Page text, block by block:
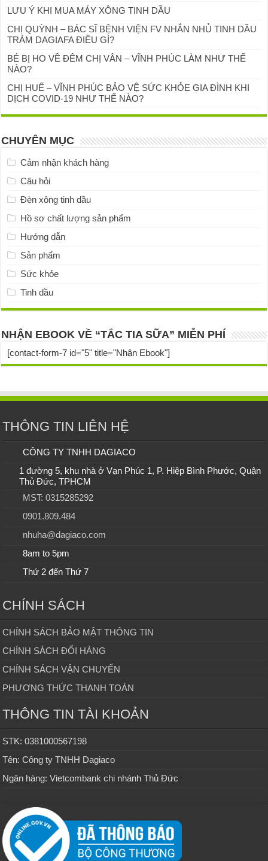
LƯU Ý KHI MUA MÁY XÔNG TINH DẦU
CHỊ QUỲNH – BÁC SĨ BỆNH VIỆN FV NHẮN NHỦ TINH DẦU
TRÀM DAGIAFA ĐIỀU GÌ?
BÉ BỊ HO VỀ ĐÊM CHỊ VÂN – VĨNH PHÚC LÀM NHƯ THẾ
NÀO?
CHỊ HUẾ – VĨNH PHÚC BẢO VỆ SỨC KHỎE GIA ĐÌNH KHI
DỊCH COVID-19 NHƯ THẾ NÀO?
CHUYÊN MỤC
Cảm nhận khách hàng
Câu hỏi
Đèn xông tinh dầu
Hồ sơ chất lượng sản phẩm
Hướng dẫn
Sản phẩm
Sức khỏe
Tinh dầu
NHẬN EBOOK VỀ “TẮC TIA SỮA” MIỄN PHÍ
[contact-form-7 id="5" title="Nhận Ebook"]
THÔNG TIN LIÊN HỆ
CÔNG TY TNHH DAGIACO
1 đường 5, khu nhà ở Vạn Phúc 1, P. Hiệp Bình Phước, Quận
Thủ Đức, TPHCM
MST: 0315285292
0901.809.484
nhuha@dagiaco.com
8am to 5pm
Thứ 2 đến Thứ 7
CHÍNH SÁCH
CHÍNH SÁCH BẢO MẬT THÔNG TIN
CHÍNH SÁCH ĐỔI HÀNG
CHÍNH SÁCH VẬN CHUYỂN
PHƯƠNG THỨC THANH TOÁN
THÔNG TIN TÀI KHOẢN
STK: 0381000567198
Tên: Công ty TNHH Dagiaco
Ngân hàng: Vietcombank chi nhánh Thủ Đức